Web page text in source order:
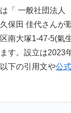
「 一般社団法
保田 佳代さんが
南大塚1-47-5(氣
す。設立は2023
下の引用文や公